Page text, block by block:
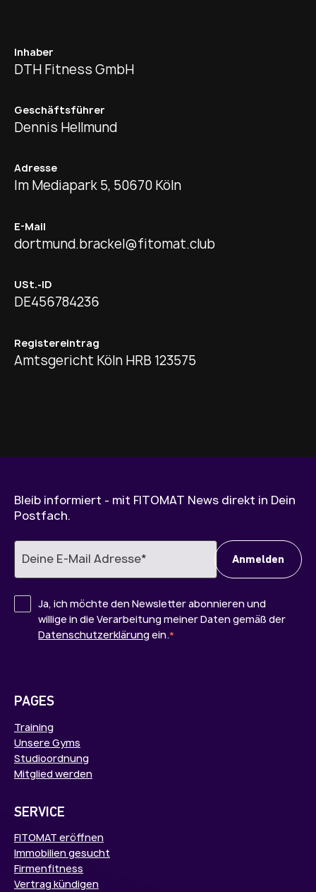
Inhaber
DTH Fitness GmbH
Geschäftsführer
Dennis Hellmund
Adresse
Im Mediapark 5, 50670 Köln
E-Mail
dortmund.brackel@fitomat.club
USt.-ID
DE456784236
Registereintrag
Amtsgericht Köln HRB 123575
Bleib informiert - mit FITOMAT News direkt in Dein
Postfach.
Ja, ich möchte den Newsletter abonnieren und
willige in die Verarbeitung meiner Daten gemäß der
Datenschutzerklärung ein.*
PAGES
Training
Unsere Gyms
Studioordnung
Mitglied werden
SERVICE
FITOMAT eröffnen
Immobilien gesucht
Firmenfitness
Vertrag kündigen